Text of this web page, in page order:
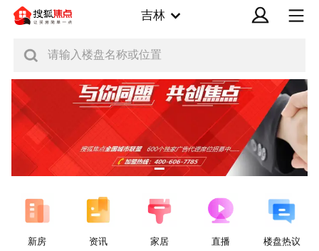
吉林
请输入楼盘名称或位置
新房 资讯 家居 直播 楼盘热议